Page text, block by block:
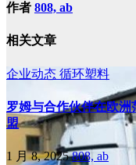
作者 808, ab
相关文章
企业动态 循环塑料
罗姆与合作伙伴在欧
盟
1 月 8, 2025808, ab